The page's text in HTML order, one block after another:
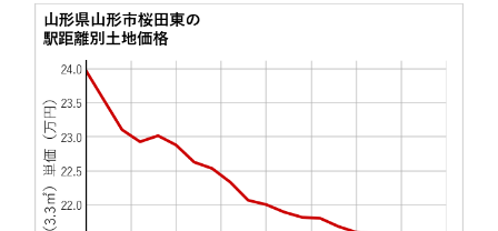
52 上桜田
53 東青田
55
56 南四番町
57 大野目 25万円 1,469万円
58 飯田 24万円 1,682万円